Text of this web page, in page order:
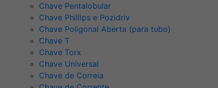
Chave Pentalobular
Chave Phillips e Pozidriv
Chave Poligonal Aberta (para tubo)
Chave T
Chave Torx
Chave Universal
Chave de Correia